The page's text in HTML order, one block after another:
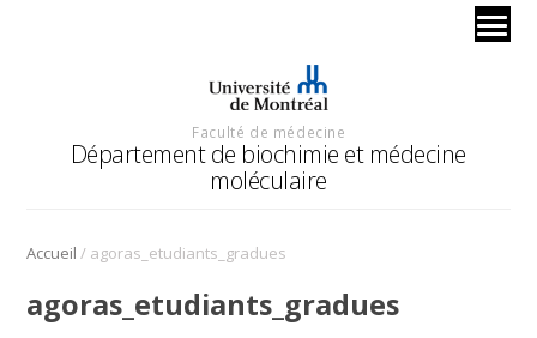
Faculté de médecine
Département de biochimie et médecine
moléculaire
Accueil / agoras_etudiants_gradues
agoras_etudiants_gradues